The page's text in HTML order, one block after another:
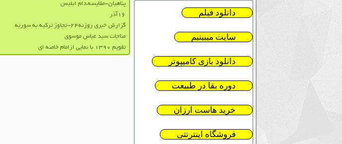
پناهیان-مقایسه،دام ابلیس
۱۶آذر
گزارش خبری روزنه۲۴-تجاوز ترکیه به سوریه
مناجات سید عباس موسوی
تقویم ۱۳۹۰ با نمایی ازامام خامنه ای
دانلود فیلم
سایت میبینیم
دانلود بازی کامیپوتر
دوره بقا در طبیعت
خرید هاست ارزان
فروشگاه اینترنتی